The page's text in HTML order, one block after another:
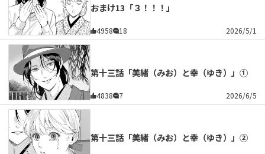
おまけ13「３！！！」
4958 18 2026/5/1
第十三話「美緒（みお）と幸（ゆき）」①
4838 7 2026/6/5
第十三話「美緒（みお）と幸（ゆき）」②